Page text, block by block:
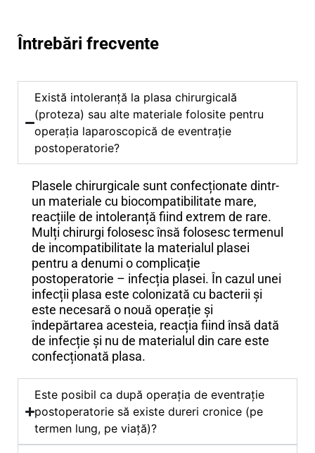
Întrebări frecvente
Există intoleranță la plasa chirurgicală
(proteza) sau alte materiale folosite pentru
operația laparoscopică de eventrație
postoperatorie?
Plasele chirurgicale sunt confecționate dintr-
un materiale cu biocompatibilitate mare,
reacțiile de intoleranță fiind extrem de rare.
Mulți chirurgi folosesc însă folosesc termenul
de incompatibilitate la materialul plasei
pentru a denumi o complicație
postoperatorie – infecția plasei. În cazul unei
infecții plasa este colonizată cu bacterii și
este necesară o nouă operație și
îndepărtarea acesteia, reacția fiind însă dată
de infecție și nu de materialul din care este
confecționată plasa.
Este posibil ca după operația de eventrație
postoperatorie să existe dureri cronice (pe
termen lung, pe viață)?